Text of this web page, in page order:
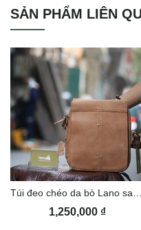
SẢN PHẨM LIÊN
1,250,000 ₫